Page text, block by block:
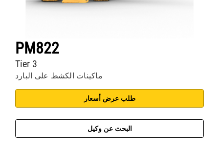
PM822
ماكينات الكشط على البارد
Tier 3
طلب عرض أسعار
البحث عن وكيل